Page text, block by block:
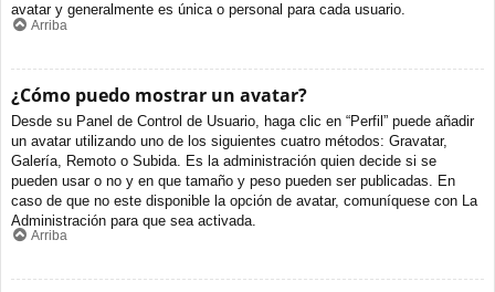
avatar y generalmente es única o personal para cada usuario.
Arriba
¿Cómo puedo mostrar un avatar?
Desde su Panel de Control de Usuario, haga clic en “Perfil” puede añadir
un avatar utilizando uno de los siguientes cuatro métodos: Gravatar,
Galería, Remoto o Subida. Es la administración quien decide si se
pueden usar o no y en que tamaño y peso pueden ser publicadas. En
caso de que no este disponible la opción de avatar, comuníquese con La
Administración para que sea activada.
Arriba